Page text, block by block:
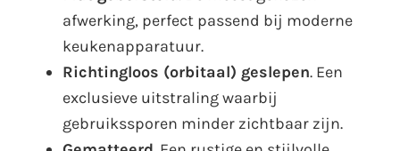
afwerking, perfect passend bij moderne
keukenapparatuur.
Richtingloos (orbitaal) geslepen. Een
exclusieve uitstraling waarbij
gebruikssporen minder zichtbaar zijn.